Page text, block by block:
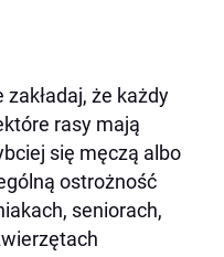
że każdy
rasy mają
się męczą albo
ostrożność
seniorach,